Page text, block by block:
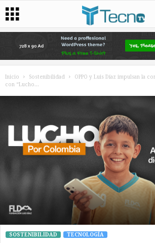
Inicio Sostenibilidad
OPPO y Luis Díaz impulsan la
con “Lucho...
SOSTENIBILIDAD TECNOLOGÍA